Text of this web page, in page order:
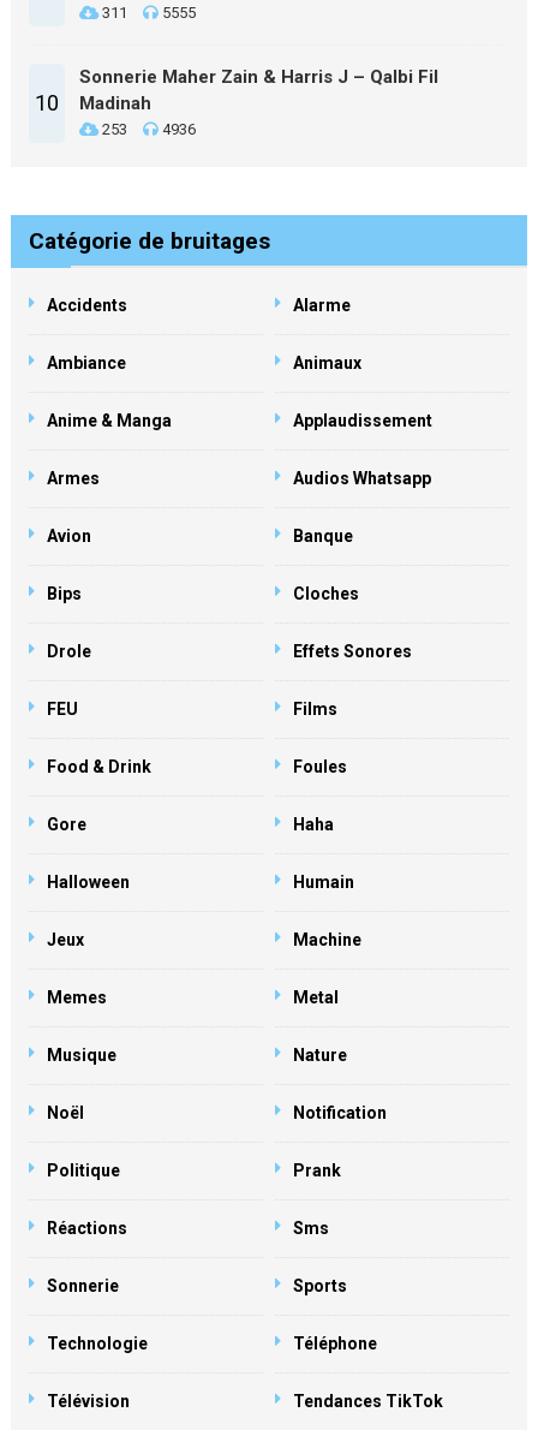
311 5555
10
Sonnerie Maher Zain & Harris J – Qalbi Fil
Madinah
253 4936
Catégorie de bruitages
Accidents Alarme
Ambiance Animaux
Anime & Manga Applaudissement
Armes Audios Whatsapp
Avion Banque
Bips Cloches
Drole Effets Sonores
FEU Films
Food & Drink Foules
Gore Haha
Halloween Humain
Jeux Machine
Memes Metal
Musique Nature
Noël Notification
Politique Prank
Réactions Sms
Sonnerie Sports
Technologie Téléphone
Télévision Tendances TikTok